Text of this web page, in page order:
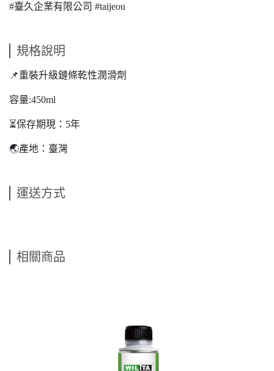
#臺久企業有限公司 #taijeou
規格說明
📌重裝升級鏈條乾性潤滑劑
容量:450ml
⏳保存期現：5年
🌏產地：臺灣
運送方式
相關商品